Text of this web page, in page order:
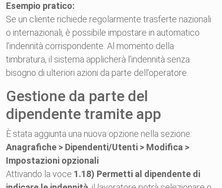
Esempio pratico:
Se un cliente richiede regolarmente trasferte nazionali
o internazionali, è possibile impostare in automatico
l’indennità corrispondente. Al momento della
timbratura, il sistema applicherà l’indennità senza
bisogno di ulteriori azioni da parte dell’operatore.
Gestione da parte del
dipendente tramite app
È stata aggiunta una nuova opzione nella sezione:
Anagrafiche > Dipendenti/Utenti > Modifica >
Impostazioni opzionali
Attivando la voce 1.18) Permetti al dipendente di